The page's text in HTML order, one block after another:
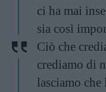
ci ha mai
sia così
Ciò che
crediamo di
lasciamo